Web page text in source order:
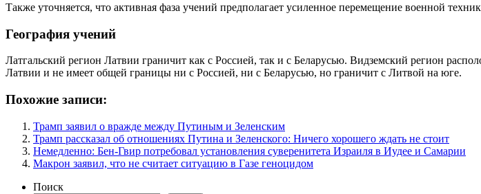
Также уточняется, что активная фаза учений предполагает усиленное перемещение военной
География учений
Латгальский регион Латвии граничит как с Россией, так и с Беларусью. Видземский регион
Латвии и не имеет общей границы ни с Россией, ни с Беларусью, но граничит с Литвой на юге.
Похожие записи:
Трамп заявил о вражде между Путиным и Зеленским
Трамп рассказал об отношениях Путина и Зеленского: Ничего хорошего ждать не стоит
Немедленно: Бен-Гвир потребовал установления суверенитета Израиля в Иудее и Самарии
Макрон заявил, что не считает ситуацию в Газе геноцидом
Поиск